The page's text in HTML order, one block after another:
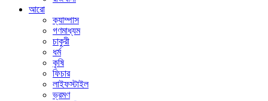
আরো
ক্যাম্পাস
গণমাধ্যম
চাকুরী
ধর্ম
কৃষি
ফিচার
লাইফস্টাইল
ভ্রমণ